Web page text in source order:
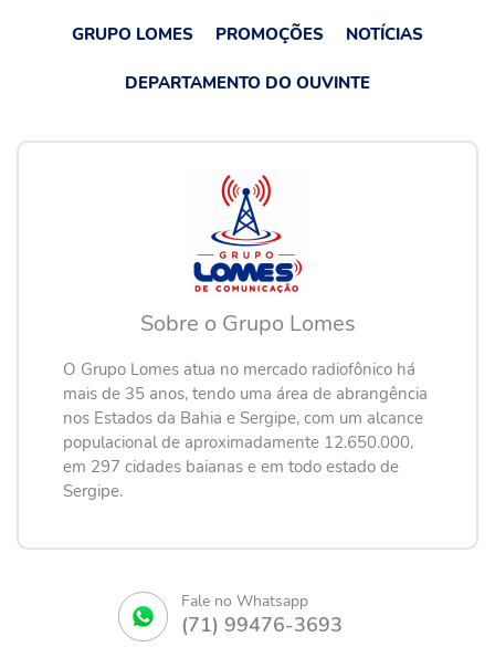
GRUPO LOMES PROMOÇÕES NOTÍCIAS
DEPARTAMENTO DO OUVINTE
Sobre o Grupo Lomes
O Grupo Lomes atua no mercado radiofônico há
mais de 35 anos, tendo uma área de abrangência
nos Estados da Bahia e Sergipe, com um alcance
populacional de aproximadamente 12.650.000,
em 297 cidades baianas e em todo estado de
Sergipe.
Fale no Whatsapp
(71) 99476-3693